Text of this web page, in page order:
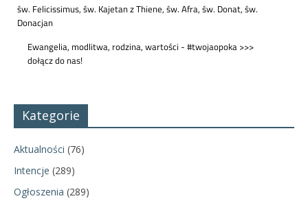
Kategorie
Aktualności (76)
Intencje (289)
Ogłoszenia (289)